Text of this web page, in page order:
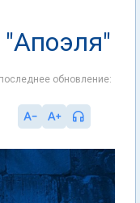
обновление: